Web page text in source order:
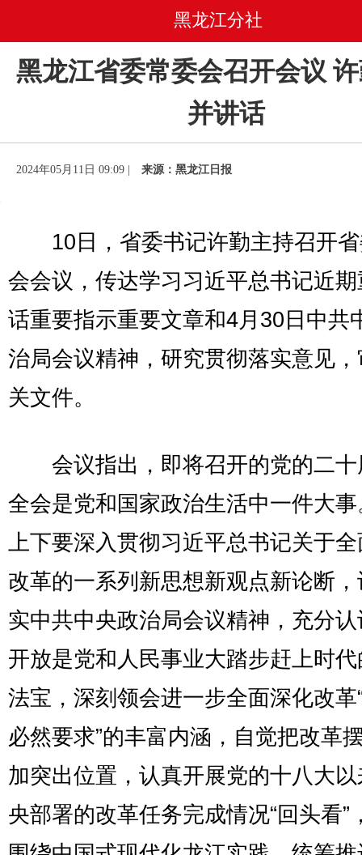
黑龙江分社
黑龙江省委常委会召开会议
并讲话
2024年05月11日 09:09 | 来源：黑龙江日报
10日，省委书记许勤主持召开省
会会议，传达学习习近平总书记近
话重要指示重要文章和4月30日中共
治局会议精神，研究贯彻落实意见
关文件。
会议指出，即将召开的党的二十
全会是党和国家政治生活中一件大
上下要深入贯彻习近平总书记关于
改革的一系列新思想新观点新论断
实中共中央政治局会议精神，充分
开放是党和人民事业大踏步赶上时
法宝，深刻领会进一步全面深化改革
必然要求”的丰富内涵，自觉把改革
加突出位置，认真开展党的十八大
央部署的改革任务完成情况“回头看”